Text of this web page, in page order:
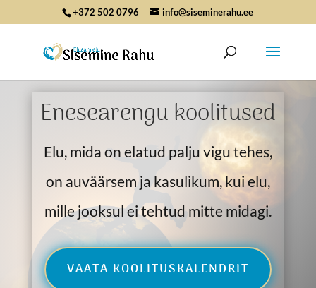
+372 502 0796 info@siseminerahu.ee
Enesearengu koolitused
Elu, mida on elatud palju vigu tehes,
on auväärsem ja kasulikum, kui elu,
mille jooksul ei tehtud mitte midagi.
VAATA KOOLITUSKALENDRIT